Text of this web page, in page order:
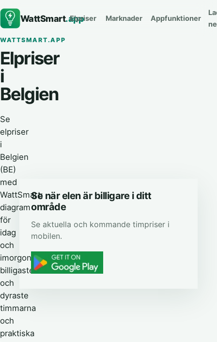
WattSmart.app
Elpriser Marknader Appfunktioner
WATTSMART.APP
Elpriser
i
Belgien
Se
elpriser
i
Belgien
(BE)
med
WattSmart:
diagram
för
idag
och
imorgon,
billigaste
och
dyraste
timmarna
och
praktiska
Se när elen är billigare i ditt
område
Se aktuella och kommande timpriser i
mobilen.